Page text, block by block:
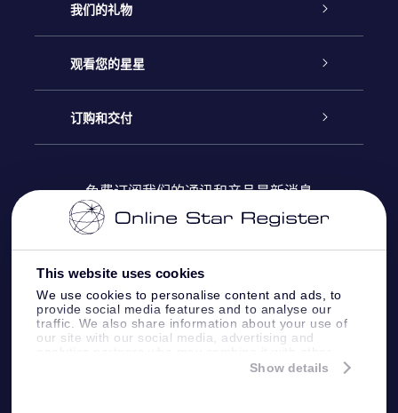
This website uses cookies
We use cookies to personalise content and ads, to
provide social media features and to analyse our
traffic. We also share information about your use of
our site with our social media, advertising and
information that you’ve provided to them or that
Show details
客户服务
联系我们
博客
评论
我们的礼物
Online Star礼物
OSR 礼物包
OSR 礼物卡
公司礼品
观看您的星星
Online Star Register
个性化的Star Page
One Million Stars
OSR Starsaver
订购和交付
付款信息
配送信息
退货政策&撤销权
免费订阅我们的通讯和产品最新消息